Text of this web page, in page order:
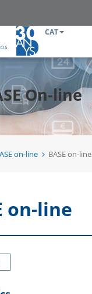
CAT
On-line
on-line BASE on-line
on-line